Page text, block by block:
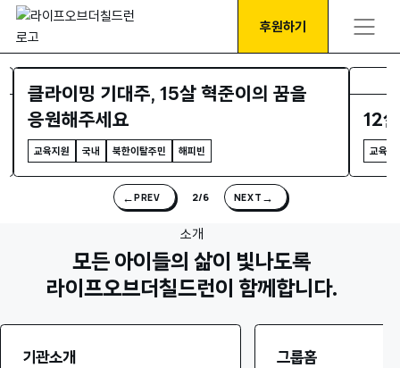
후원하기
클라이밍 기대주, 15살 혁준이의 꿈을
응원해주세요
교육지원 국내 북한이탈주민 해피빈
12
교육지
←PREV 2/6 NEXT →
소개
모든 아이들의 삶이 빛나도록
라이프오브더칠드런이 함께합니다.
기관소개 그룹홈